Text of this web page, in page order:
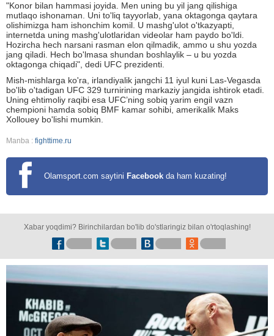
"Konor bilan hammasi joyida. Men uning bu yil jang qilishiga
mutlaqo ishonaman. Uni to'liq tayyorlab, yana oktagonga qaytara
olishimizga ham ishonchim komil. U mashg'ulot o'tkazyapti,
internetda uning mashg'ulotlaridan videolar ham paydo bo'ldi.
Hozircha hech narsani rasman elon qilmadik, ammo u shu yozda
jang qiladi. Hech bo'lmasa shundan boshlaylik – u bu yozda
oktagonga chiqadi", dedi UFC prezidenti.
Mish-mishlarga ko'ra, irlandiyalik jangchi 11 iyul kuni Las-Vegasda
bo'lib o'tadigan UFC 329 turnirining markaziy jangida ishtirok etadi.
Uning ehtimoliy raqibi esa UFC’ning sobiq yarim engil vazn
chempioni hamda sobiq BMF kamar sohibi, amerikalik Maks
Xollouey bo'lishi mumkin.
Manba : fighttime.ru
Olamsport.com saytini Facebook da ham kuzating!
Xabar yoqdimi? Birinchilardan bo'lib do'stlaringiz bilan o'rtoqlashing!